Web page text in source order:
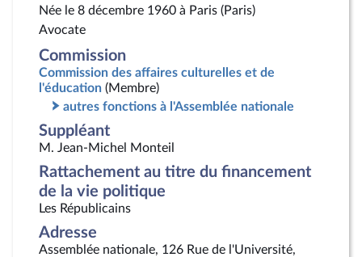
Née le 8 décembre 1960 à Paris (Paris)
Avocate
Commission
Commission des affaires culturelles et de
l'éducation (Membre)
autres fonctions à l'Assemblée nationale
Suppléant
M. Jean-Michel Monteil
Rattachement au titre du financement
de la vie politique
Les Républicains
Adresse
Assemblée nationale, 126 Rue de l'Université,